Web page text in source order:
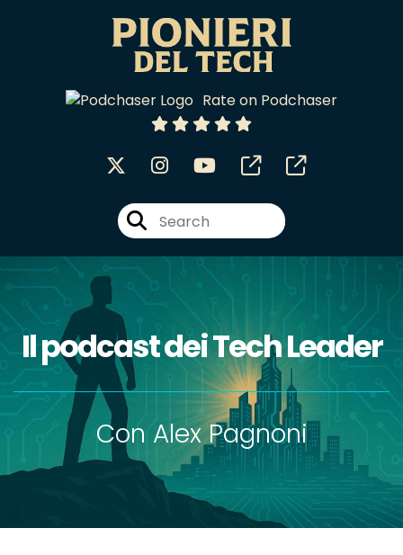
Rate on Podchaser
Il podcast dei Tech Leader
Con Alex Pagnoni